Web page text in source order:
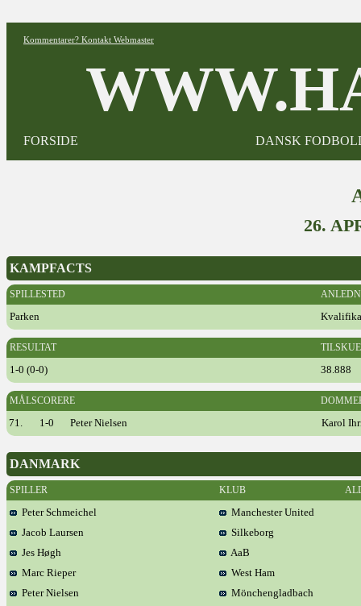
Kommentarer? Kontakt Webmaster
FORSIDE DANSK
26.
KAMPFACTS
SPILLESTED
Parken
RESULTAT
1-0 (0-0) 38.888
MÅLSCORERE
71. 1-0 Peter Nielsen Karol
DANMARK
SPILLER KLUB
Peter Schmeichel
Manchester United
Jacob Laursen
Silkeborg
Jes Høgh
AaB
Marc Rieper
West Ham
Peter Nielsen
Mönchengladbach